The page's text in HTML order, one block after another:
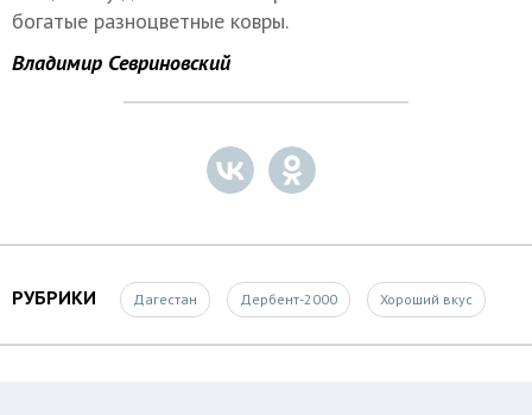
богатые разноцветные ковры.
Владимир Севриновский
РУБРИКИ Дагестан Дербент-2000 Хороший вкус